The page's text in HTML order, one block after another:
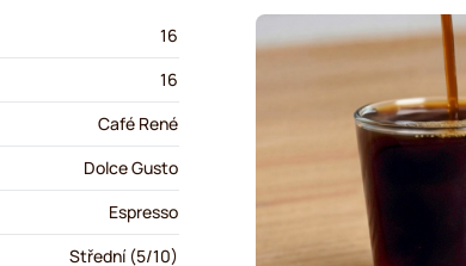
16
16
Café René
Dolce Gusto
Espresso
Střední (5/10)